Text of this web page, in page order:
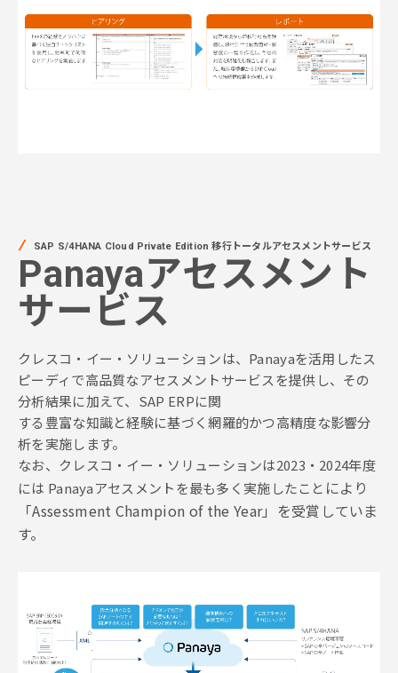
SAP S/4HANA Cloud Private Edition 移行トータルアセスメントサービス
Panayaアセスメント
サービス
クレスコ・イー・ソリューションは、Panayaを活用したス
ピーディで高品質なアセスメントサービスを提供し、その
分析結果に加えて、SAP ERPに関
する豊富な知識と経験に基づく網羅的かつ高精度な影響分
析を実施します。
なお、クレスコ・イー・ソリューションは2023・2024年度
には Panayaアセスメントを最も多く実施したこと により
「Assessment Champion of the Year」を受賞していま
す。